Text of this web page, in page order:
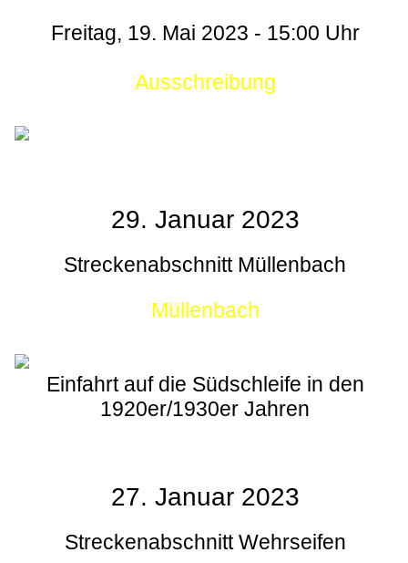
Freitag, 19. Mai 2023 - 15:00 Uhr
Ausschreibung
29. Januar 2023
Streckenabschnitt Müllenbach
Müllenbach
Einfahrt auf die Südschleife in den
1920er/1930er Jahren
27. Januar 2023
Streckenabschnitt Wehrseifen